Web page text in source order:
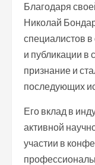
Благодаря
Николай
специалистов
и публикации в
признание и
последующих
Его вклад в
активной
участии в